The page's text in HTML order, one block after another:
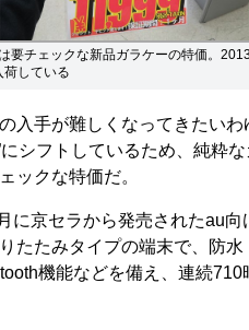
要チェックな新品ガラケーの特価。2013
荷している
入手が難しくなってきたいわ
シフトしているため、純粋
ックな特価だ。
京セラから発売されたau向
たたみタイプの端末で、防水
機能などを備え、連続710